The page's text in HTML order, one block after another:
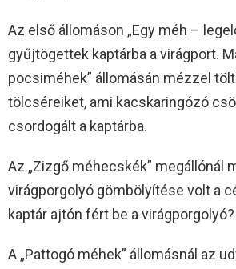
Az első állomáson „Egy méh –
gyűjtögettek kaptárba a virágport.
pocsiméhek” állomásán mézzel
tölcséreiket, ami kacskaringózó
csordogált a kaptárba.
Az „Zizgő méhecskék” megállónál
virágporgolyó gömbölyítése volt a
kaptár ajtón fért be a virágporgolyó?
A „Pattogó méhek” állomásnál az